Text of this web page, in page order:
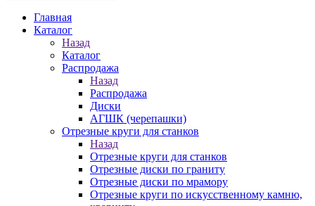
Главная
Каталог
Назад
Каталог
Распродажа
Назад
Распродажа
Диски
АГШК (черепашки)
Отрезные круги для станков
Назад
Отрезные круги для станков
Отрезные диски по граниту
Отрезные диски по мрамору
Отрезные круги по искусственному камню,